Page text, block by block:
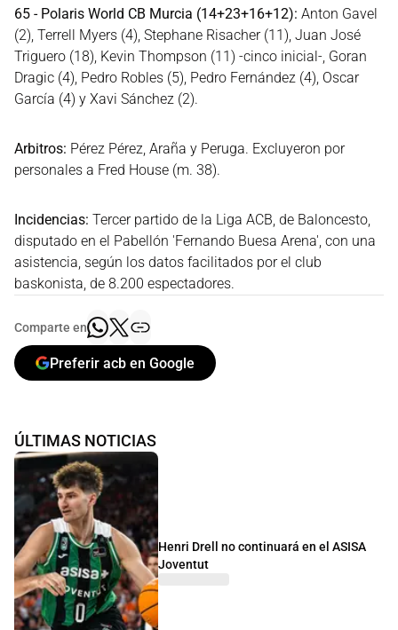
65 - Polaris World CB Murcia (14+23+16+12): Anton Gavel
(2), Terrell Myers (4), Stephane Risacher (11), Juan José
Triguero (18), Kevin Thompson (11) -cinco inicial-, Goran
Dragic (4), Pedro Robles (5), Pedro Fernández (4), Oscar
García (4) y Xavi Sánchez (2).
Arbitros: Pérez Pérez, Araña y Peruga. Excluyeron por
personales a Fred House (m. 38).
Incidencias: Tercer partido de la Liga ACB, de Baloncesto,
disputado en el Pabellón 'Fernando Buesa Arena', con una
asistencia, según los datos facilitados por el club
baskonista, de 8.200 espectadores.
Comparte en
Preferir acb en Google
ÚLTIMAS NOTICIAS
Henri Drell no continuará en el ASISA
Joventut